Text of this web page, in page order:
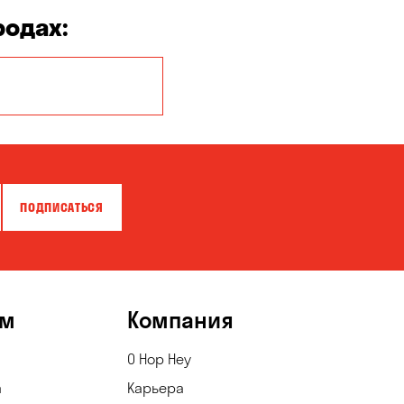
Бровары
Гатное
ПОДПИСАТЬСЯ
Компания
О Hop Hey
Карьера